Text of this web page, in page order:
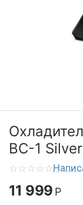
BC-1 Silver
11 999 Р